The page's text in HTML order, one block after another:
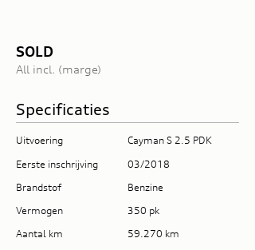
SOLD
All incl. (marge)
Specificaties
Uitvoering
Cayman S 2.5 PDK
Eerste inschrijving
03/2018
Brandstof
Benzine
Vermogen
350 pk
Aantal km
59.270 km